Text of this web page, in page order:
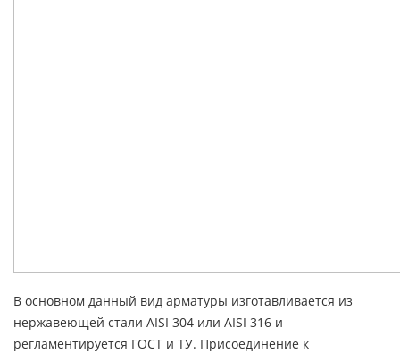
В основном данный вид арматуры изготавливается из
нержавеющей стали AISI 304 или AISI 316 и
регламентируется ГОСТ и ТУ. Присоединение к